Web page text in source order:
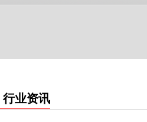
行业资讯